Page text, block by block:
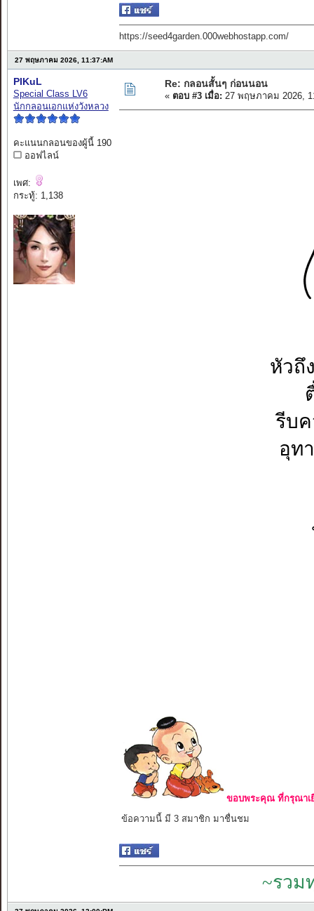
https://seed4garden.000webhostapp.com/
27 พฤษภาคม 2026, 11:37:AM
PIKuL
Special Class LV6
นักกลอนเอกแห่งวังหลวง
คะแนนกลอนของผู้นี้ 190
ออฟไลน์
เพศ:
กระทู้: 1,138
Re: กลอนสั้นๆ ก่อนนอน
« ตอบ #3 เมื่อ: 27 พฤษภาคม 2026,
หัวถึ
รีบ
อุท
ขอบพระคุณ ที่กรุณาเ
ข้อความนี้ มี 3 สมาชิก มาชื่นชม
~รวม